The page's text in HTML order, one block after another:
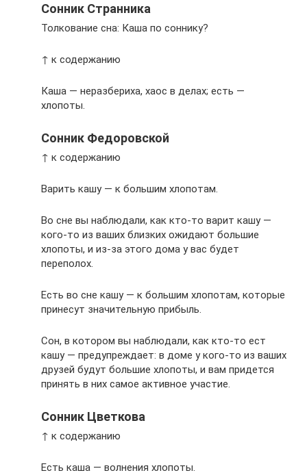
Сонник Странника
Толкование сна: Каша по соннику?
↑ к содержанию
Каша — неразбериха, хаос в делах; есть —
хлопоты.
Сонник Федоровской
↑ к содержанию
Варить кашу — к большим хлопотам.
Во сне вы наблюдали, как кто-то варит кашу —
кого-то из ваших близких ожидают большие
хлопоты, и из-за этого дома у вас будет
переполох.
Есть во сне кашу — к большим хлопотам, которые
принесут значительную прибыль.
Сон, в котором вы наблюдали, как кто-то ест
кашу — предупреждает: в доме у кого-то из ваших
друзей будут большие хлопоты, и вам придется
принять в них самое активное участие.
Сонник Цветкова
↑ к содержанию
Есть каша — волнения хлопоты.